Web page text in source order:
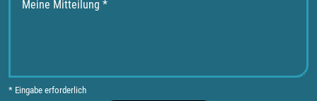
* Eingabe erforderlich